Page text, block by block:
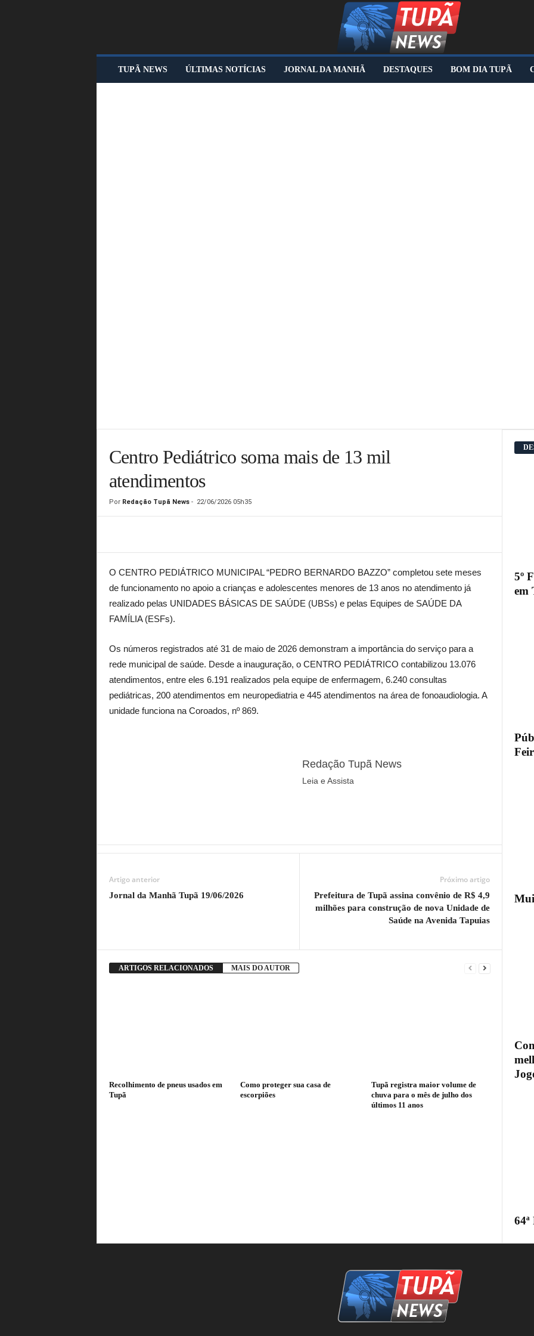
P
TUPÃ NEWS ÚLTIMAS NOTÍCIAS JORNAL DA MANHÃ DESTAQUES BOM DIA TUPÃ
Centro Pediátrico soma mais de 13 mil
atendimentos
Por Redação Tupã News- 22/06/2026 05h35
O CENTRO PEDIÁTRICO MUNICIPAL “PEDRO BERNARDO BAZZO” completou sete meses
de funcionamento no apoio a crianças e adolescentes menores de 13 anos no atendimento já
realizado pelas UNIDADES BÁSICAS DE SAÚDE (UBSs) e pelas Equipes de SAÚDE DA
FAMÍLIA (ESFs).
Os números registrados até 31 de maio de 2026 demonstram a importância do serviço para a
rede municipal de saúde. Desde a inauguração, o CENTRO PEDIÁTRICO contabilizou 13.076
atendimentos, entre eles 6.191 realizados pela equipe de enfermagem, 6.240 consultas
pediátricas, 200 atendimentos em neuropediatria e 445 atendimentos na área de fonoaudiologia. A
unidade funciona na Coroados, nº 869.
Redação Tupã News
Leia e Assista
Artigo anterior
Jornal da Manhã Tupã 19/06/2026
Próximo artigo
Prefeitura de Tupã assina convênio de R$ 4,9
milhões para construção de nova Unidade de
Saúde na Avenida Tapuias
ARTIGOS RELACIONADOS MAIS DO AUTOR
Recolhimento de pneus usados em
Tupã
Como proteger sua casa de
escorpiões
Tupã registra maior volume de
chuva para o mês de julho dos
últimos 11 anos
5º
em